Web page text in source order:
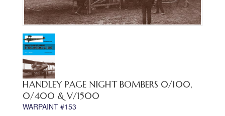
HANDLEY PAGE NIGHT BOMBERS 0/100,
0/400 & V/1500
WARPAINT #153